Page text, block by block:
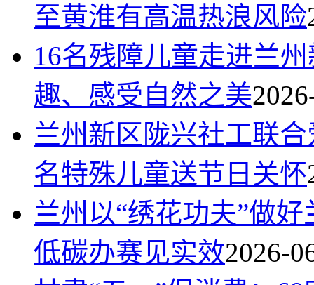
至黄淮有高温热浪风险
16名残障儿童走进兰
趣、感受自然之美
兰州新区陇兴社工联
名特殊儿童送节日关怀
兰州以“绣花功夫”做
低碳办赛见实效2026-